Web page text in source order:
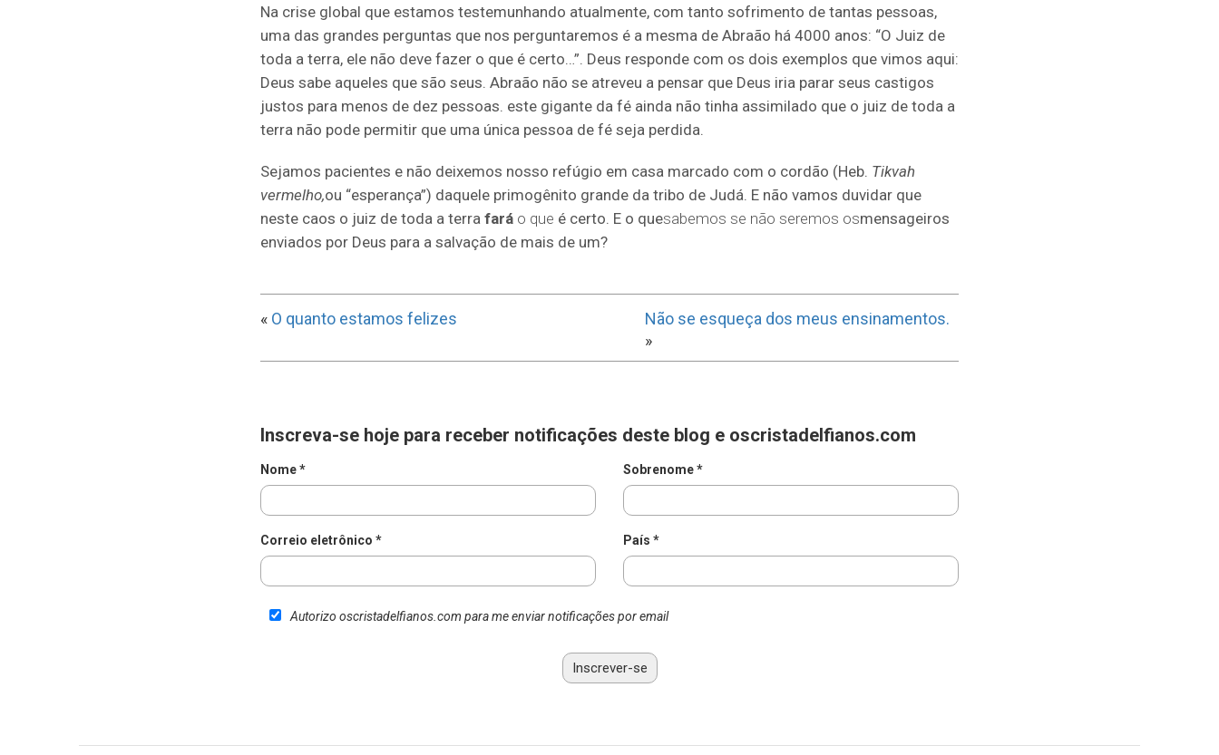
Na crise global que estamos testemunhando atualmente, com tanto sofrimento de tantas pessoas,
uma das grandes perguntas que nos perguntaremos é a mesma de Abraão há 4000 anos: “O Juiz de
toda a terra, ele não deve fazer o que é certo…”. Deus responde com os dois exemplos que vimos aqui:
Deus sabe aqueles que são seus. Abraão não se atreveu a pensar que Deus iria parar seus castigos
justos para menos de dez pessoas. este gigante da fé ainda não tinha assimilado que o juiz de toda a
terra não pode permitir que uma única pessoa de fé seja perdida.
Sejamos pacientes e não deixemos nosso refúgio em casa marcado com o cordão (Heb. Tikvah
vermelho,ou “esperança”) daquele primogênito grande da tribo de Judá. E não vamos duvidar que
neste caos o juiz de toda a terra fará o que é certo. E o quesabemos se não seremos osmensageiros
enviados por Deus para a salvação de mais de um?
« O quanto estamos felizes
Não se esqueça dos meus ensinamentos.
»
Inscreva-se hoje para receber notificações deste blog e oscristadelfianos.com
Nome * Sobrenome *
Correio eletrônico * País *
Autorizo oscristadelfianos.com para me enviar notificações por email